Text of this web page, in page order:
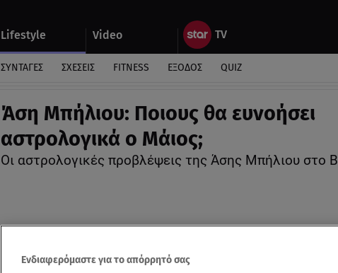
Lifestyle Video
ΣΥΝΤΑΓΕΣ ΣΧΕΣΕΙΣ FITNESS ΕΞΟΔΟΣ QUIZ
Άση Μπήλιου: Ποιους θα ευνοήσει
αστρολογικά ο Μάιος;
Οι αστρολογικές προβλέψεις της Άσης Μπήλιου στο
Ενδιαφερόμαστε για το απόρρητό σας